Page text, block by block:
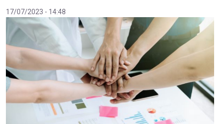
17/07/2023 - 14:48